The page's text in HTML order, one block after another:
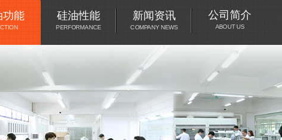
功能 硅油性能
PERFORMANCE
新闻资讯
COMPANY NEWS
公司简介
ABOUT US